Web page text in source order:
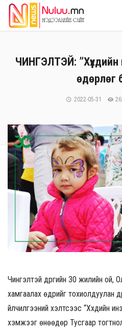
ЧИНГЭЛТЭЙ:
өдөрлөг
2022-05-31
Чингэлтэй дүүргийн 30 жилийн ой,
хамгаалах өдрийг тохиолдуулан
үйлчилгээний хэлтсээс “Хүүхдийн
хэмжээг өнөөдөр Тусгаар